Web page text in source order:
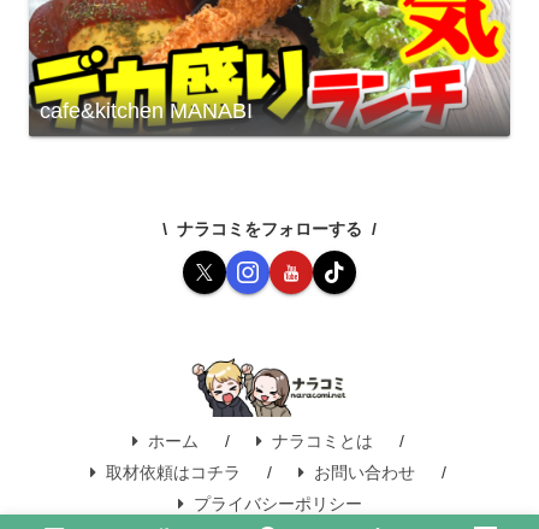
cafe&kitchen MANABI
ナラコミをフォローする
ホーム
ナラコミとは
取材依頼はコチラ
お問い合わせ
プライバシーポリシー